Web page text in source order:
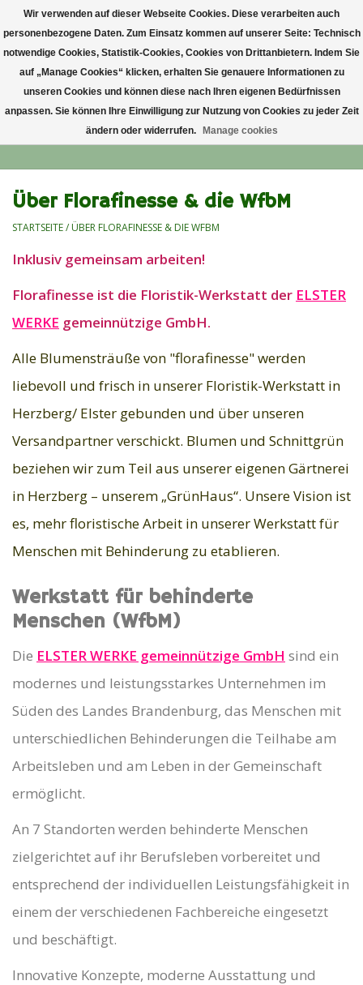
Startseite
Lieblingsblumen
Alle Blumensträuße
Über Florafinesse & die WfbM
STARTSEITE/ ÜBER FLORAFINESSE & DIE WFBM
Inklusiv gemeinsam arbeiten!
Florafinesse ist die Floristik-Werkstatt der ELSTER
WERKE gemeinnützige GmbH.
Alle Blumensträuße von "florafinesse" werden
liebevoll und frisch in unserer Floristik-Werkstatt in
Herzberg/ Elster gebunden und über unseren
Versandpartner verschickt. Blumen und Schnittgrün
beziehen wir zum Teil aus unserer eigenen Gärtnerei
in Herzberg – unserem „GrünHaus“. Unsere Vision ist
es, mehr floristische Arbeit in unserer Werkstatt für
Menschen mit Behinderung zu etablieren.
Werkstatt für behinderte
Menschen (WfbM)
Die ELSTER WERKE gemeinnützige GmbH sind ein
modernes und leistungsstarkes Unternehmen im
Süden des Landes Brandenburg, das Menschen mit
unterschiedlichen Behinderungen die Teilhabe am
Arbeitsleben und am Leben in der Gemeinschaft
ermöglicht.
An 7 Standorten werden behinderte Menschen
zielgerichtet auf ihr Berufsleben vorbereitet und
entsprechend der individuellen Leistungsfähigkeit in
einem der verschiedenen Fachbereiche eingesetzt
und beschäftigt.
Innovative Konzepte, moderne Ausstattung und
Wir verwenden auf dieser Webseite Cookies. Diese verarbeiten auch
personenbezogene Daten. Zum Einsatz kommen auf unserer Seite: Technisch
notwendige Cookies, Statistik-Cookies, Cookies von Drittanbietern. Indem Sie
auf „Manage Cookies“ klicken, erhalten Sie genauere Informationen zu
unseren Cookies und können diese nach Ihren eigenen Bedürfnissen
anpassen. Sie können Ihre Einwilligung zur Nutzung von Cookies zu jeder Zeit
ändern oder widerrufen.
Manage cookies